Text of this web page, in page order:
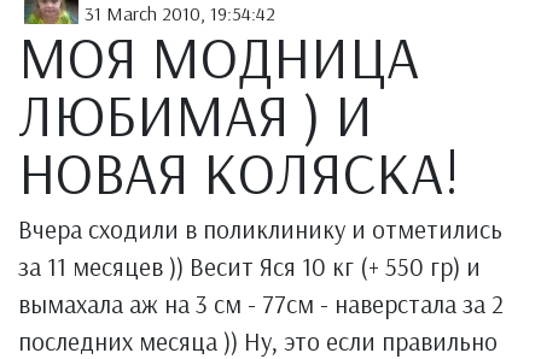
31 March 2010, 19:54:42
МОЯ МОДНИЦА
ЛЮБИМАЯ ) И
НОВАЯ КОЛЯСКА!
Вчера сходили в поликлинику и отметились
за 11 месяцев )) Весит Яся 10 кг (+ 550 гр) и
вымахала аж на 3 см - 77см - наверстала за 2
последних месяца )) Ну, это если правильно